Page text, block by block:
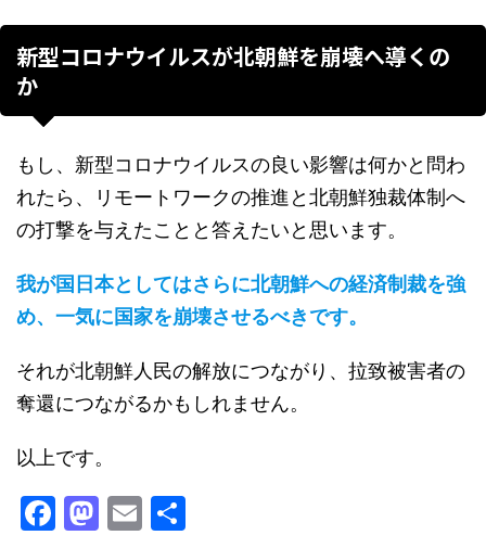
新型コロナウイルスが北朝鮮を崩壊へ導くの
か
もし、新型コロナウイルスの良い影響は何かと問わ
れたら、リモートワークの推進と北朝鮮独裁体制へ
の打撃を与えたことと答えたいと思います。
我が国日本としてはさらに北朝鮮への経済制裁を強
め、一気に国家を崩壊させるべきです。
それが北朝鮮人民の解放につながり、拉致被害者の
奪還につながるかもしれません。
以上です。
F
M E